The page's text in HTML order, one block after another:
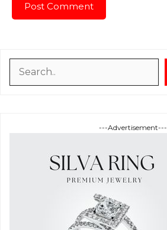
---Advertisement---